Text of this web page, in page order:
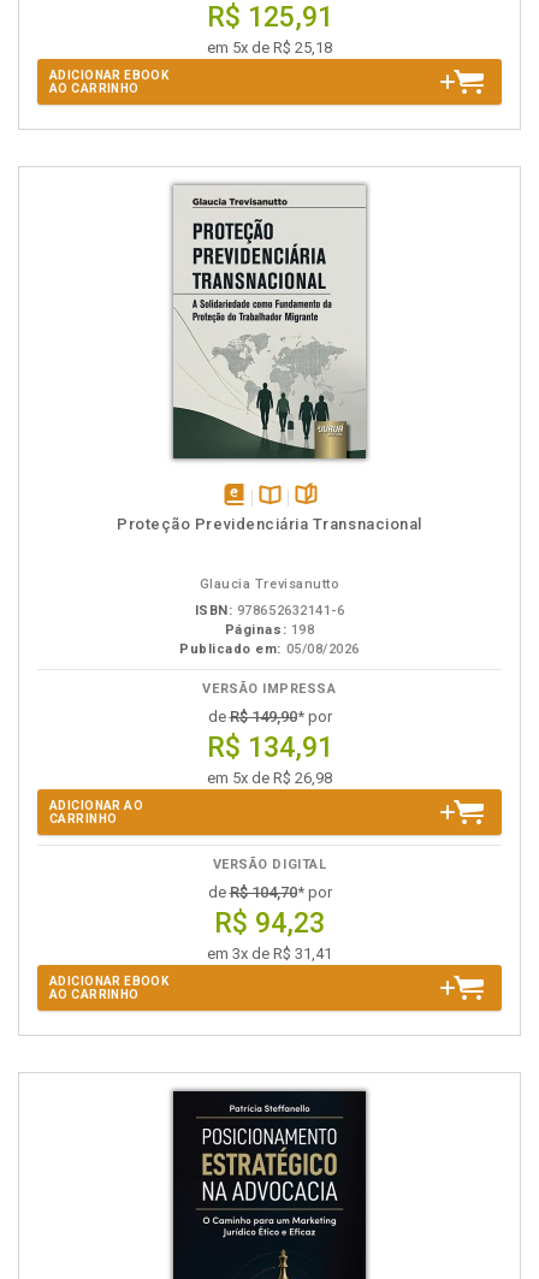
R$ 125,91
em 5x de R$ 25,18
ADICIONAR EBOOK
AO CARRINHO
disponívelDisponível
páginas
Proteção Previdenciária Transnacional
Glaucia Trevisanutto
ISBN: 978652632141-6
Páginas: 198
Publicado em: 05/08/2026
VERSÃO IMPRESSA
deR$ 149,90* por
R$ 134,91
em 5x de R$ 26,98
ADICIONAR AO
CARRINHO
VERSÃO DIGITAL
deR$ 104,70* por
R$ 94,23
em 3x de R$ 31,41
ADICIONAR EBOOK
AO CARRINHO